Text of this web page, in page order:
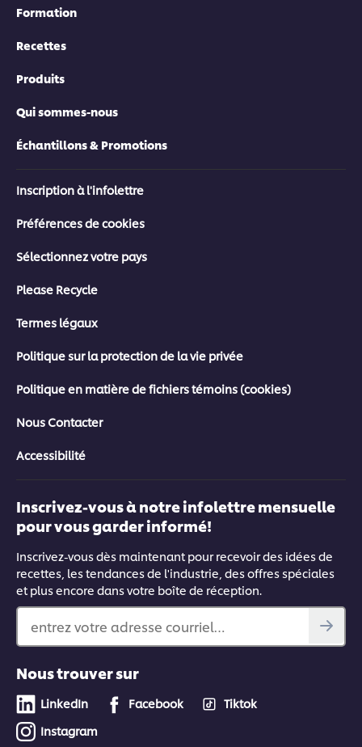
Formation
Recettes
Produits
Qui sommes-nous
Échantillons & Promotions
Inscription à l'infolettre
Préférences de cookies
Sélectionnez votre pays
Please Recycle
Termes légaux
Politique sur la protection de la vie privée
Politique en matière de fichiers témoins (cookies)
Nous Contacter
Accessibilité
Inscrivez-vous à notre infolettre mensuelle
pour vous garder informé!
Inscrivez-vous dès maintenant pour recevoir des idées de
recettes, les tendances de l'industrie, des offres spéciales
et plus encore dans votre boîte de réception.
entrez votre adresse courriel…
Nous trouver sur
LinkedIn Facebook
Tiktok
Instagram